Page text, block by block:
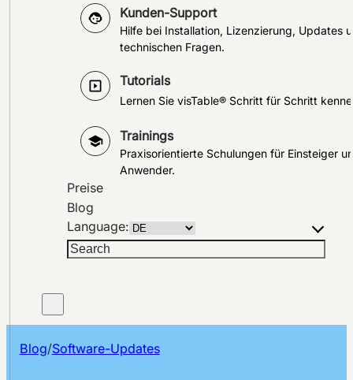
Kunden-Support
Hilfe bei Installation, Lizenzierung, Updates
technischen Fragen.
Tutorials
Lernen Sie visTable® Schritt für Schritt
Trainings
Praxisorientierte Schulungen für Einsteiger
Anwender.
Preise
Blog
Language:
Suchen
Blog/Software-Updates